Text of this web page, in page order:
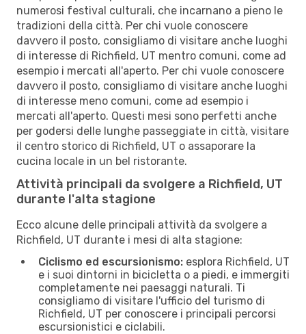
numerosi festival culturali, che incarnano a pieno le
tradizioni della città. Per chi vuole conoscere
davvero il posto, consigliamo di visitare anche luoghi
di interesse di Richfield, UT mentro comuni, come ad
esempio i mercati all'aperto. Per chi vuole conoscere
davvero il posto, consigliamo di visitare anche luoghi
di interesse meno comuni, come ad esempio i
mercati all'aperto. Questi mesi sono perfetti anche
per godersi delle lunghe passeggiate in città, visitare
il centro storico di Richfield, UT o assaporare la
cucina locale in un bel ristorante.
Attività principali da svolgere a Richfield, UT
durante l'alta stagione
Ecco alcune delle principali attività da svolgere a
Richfield, UT durante i mesi di alta stagione:
Ciclismo ed escursionismo: esplora Richfield, UT
e i suoi dintorni in bicicletta o a piedi, e immergiti
completamente nei paesaggi naturali. Ti
consigliamo di visitare l'ufficio del turismo di
Richfield, UT per conoscere i principali percorsi
escursionistici e ciclabili.